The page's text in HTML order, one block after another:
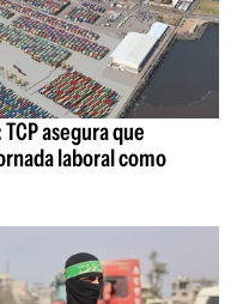
asegura que
laboral como